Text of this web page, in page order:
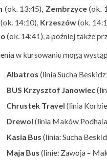
(ok. 13:45), Zembrzyce(ok.
(ok. 14:10), Krzeszów(ok.
(ok. 14:41), a później także
w kursowaniu mogą
Albatros (linia Sucha
BUS Krzysztof Janowiec
Chrustek Travel (linia
Drewol (linia Maków
Kasia Bus (linia: Sucha
Maja Bus (linie: Zawoja –